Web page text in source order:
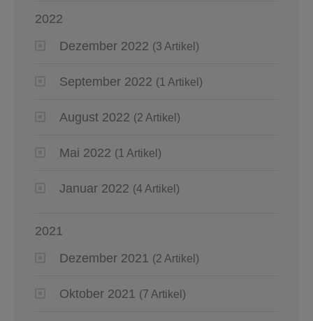
2022
Dezember 2022 (3 Artikel)
September 2022 (1 Artikel)
August 2022 (2 Artikel)
Mai 2022 (1 Artikel)
Januar 2022 (4 Artikel)
2021
Dezember 2021 (2 Artikel)
Oktober 2021 (7 Artikel)